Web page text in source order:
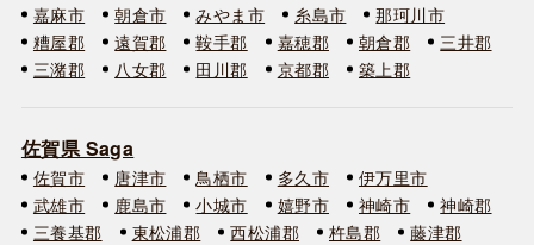
嘉麻市
朝倉市 みやま市 糸島市
那珂川市
糟屋郡
遠賀郡 鞍手郡 嘉穂郡 朝倉郡
三井郡
三潴郡
八女郡 田川郡 京都郡 築上郡
佐賀県 Saga
佐賀市 唐津市 鳥栖市 多久市
伊万里市
武雄市
鹿島市 小城市 嬉野市 神崎市
神崎郡
三養基郡
東松浦郡 西松浦郡 杵島郡 藤津郡